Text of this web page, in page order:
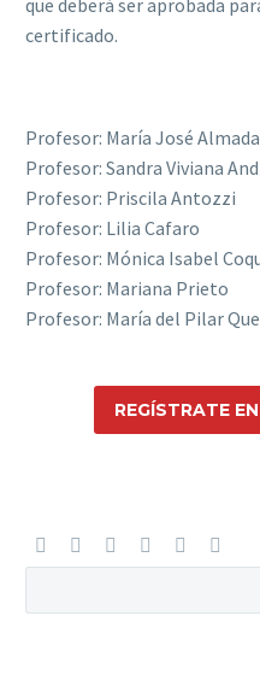
certificado.
Profesor: María José Almada
Profesor: Sandra Viviana
Profesor: Priscila Antozzi
Profesor: Lilia Cafaro
Profesor: Mónica Isabel
Profesor: Mariana Prieto
Profesor: María del Pilar
REGÍSTRATE